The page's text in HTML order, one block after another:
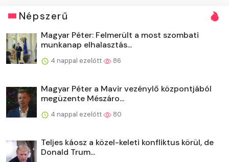
Népszerű
Magyar Péter: Felmerült a most szombati
munkanap elhalasztás...
4 nappal ezelőtt 86
Magyar Péter a Mavir vezénylő központjából
megüzente Mészáro...
4 nappal ezelőtt 80
Teljes káosz a közel-keleti konfliktus körül, de
Donald Trum...